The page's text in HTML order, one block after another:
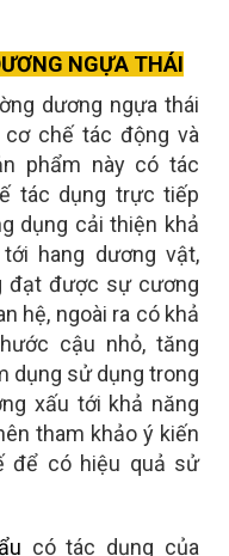
NGỰA THÁI
dương ngựa thái
chế tác động và
phẩm này có tác
tác dụng trực tiếp
dụng cải thiện khả
hang dương vật,
đạt được sự cương
hệ, ngoài ra có khả
cậu nhỏ, tăng
dụng sử dụng trong
xấu tới khả năng
tham khảo ý kiến
để có hiệu quả sử
có tác dụng của